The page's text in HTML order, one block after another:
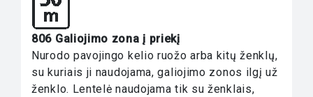
806 Galiojimo zona į priekį
Nurodo pavojingo kelio ruožo arba kitų ženklų,
su kuriais ji naudojama, galiojimo zonos ilgį už
ženklo. Lentelė naudojama tik su ženklais,